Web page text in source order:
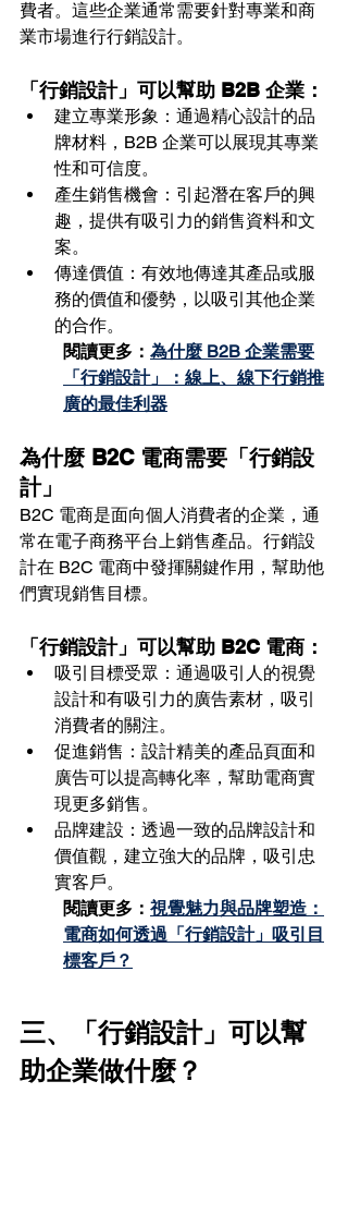
費者。這些企業通常需要針對專業和商
業市場進行行銷設計。
「行銷設計」可以幫助 B2B 企業：
建立專業形象：通過精心設計的品
牌材料，B2B 企業可以展現其專業
性和可信度。
產生銷售機會：引起潛在客戶的興
趣，提供有吸引力的銷售資料和文
案。
傳達價值：有效地傳達其產品或服
務的價值和優勢，以吸引其他企業
的合作。
閱讀更多： 為什麼 B2B 企業需要
「行銷設計」：線上、線下行銷推
廣的最佳利器
為什麼 B2C 電商需要「行銷設
計」
B2C 電商是面向個人消費者的企業，通
常在電子商務平台上銷售產品。行銷設
計在 B2C 電商中發揮關鍵作用，幫助他
們實現銷售目標。
「行銷設計」可以幫助 B2C 電商：
吸引目標受眾：通過吸引人的視覺
設計和有吸引力的廣告素材，吸引
消費者的關注。
促進銷售：設計精美的產品頁面和
廣告可以提高轉化率，幫助電商實
現更多銷售。
品牌建設：透過一致的品牌設計和
價值觀，建立強大的品牌，吸引忠
實客戶。
閱讀更多： 視覺魅力與品牌塑造：
電商如何透過「行銷設計」吸引目
標客戶？
三、「行銷設計」可以幫
助企業做什麼？